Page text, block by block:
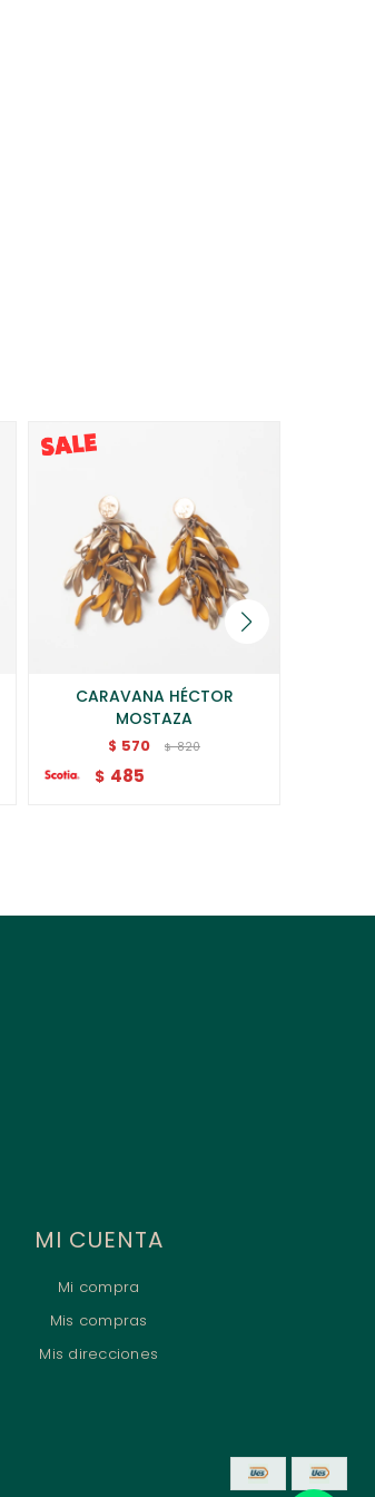
CARAVANA HÉCTOR
MOSTAZA
$ 570 $ 820
$ 485
MI CUENTA
Mi compra
Mis compras
Mis direcciones